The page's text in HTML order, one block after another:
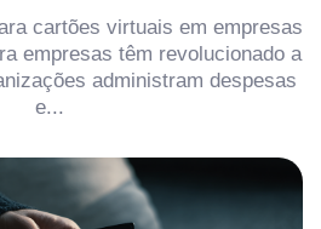
cartões virtuais em empresas
empresas têm revolucionado a
administram despesas
e...